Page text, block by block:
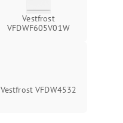
Vestfrost
VFDWF605V01W
Vestfrost VFDW4532